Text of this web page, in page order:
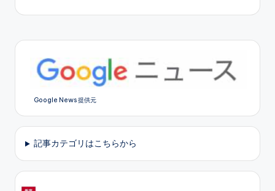
Google News 提供元
記事カテゴリはこちらから